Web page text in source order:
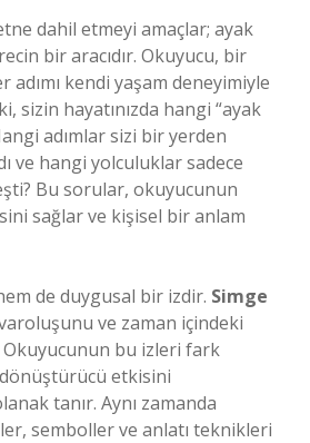
dahil etmeyi amaçlar; ayak
bir aracıdır. Okuyucu, bir
adımı kendi yaşam deneyimiyle
sizin hayatınızda hangi “ayak
adımlar sizi bir yerden
ve hangi yolculuklar sadece
Bu sorular, okuyucunun
sağlar ve kişisel bir anlam
de duygusal bir izdir. Simge
ve zaman içindeki
Okuyucunun bu izleri fark
etkisini
tanır. Aynı zamanda
semboller ve anlatı teknikleri